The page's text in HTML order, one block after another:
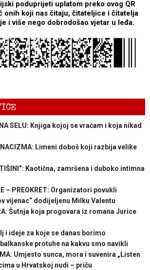
poduprijeti uplatom preko ovog QR
onih koji nas čitaju, čitateljice i čitatelja
i više nego dobrodošao vjetar u leđa.
NA SELU: Knjiga kojoj se vraćam i koja nikad
NACIZMA: Limeni doboš koji razbija velike
TIŠINI“: Kaotična, zamršena i duboko intimna
– PREOKRET: Organizatori povukli
vijenac“ dodijeljenu Milku Valentu
Šutnja koja progovara iz romana Jurice
i ideje za koje se danas borimo
protuhe na kakvu smo navikli
Umjesto sunca, mora i suvenira „Listen
u Hrvatskoj nudi – priču